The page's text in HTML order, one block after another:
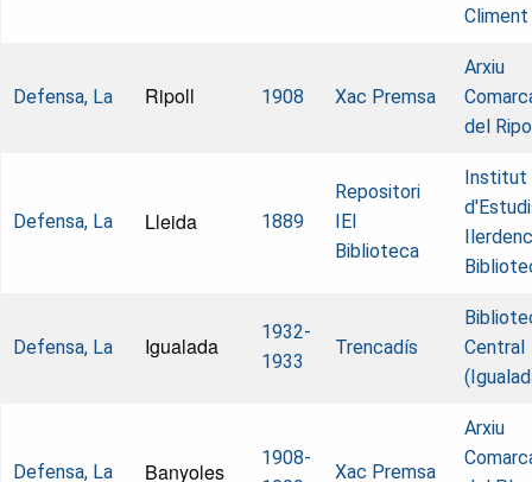
Climent
Defensa, La Ripoll 1908 Xac Premsa
Arxiu
del
Defensa, La Lleida 1889
Repositori
IEI
Biblioteca
Institut
Defensa, La Igualada
1932-
1933
Trencadís
Central
Defensa, La Banyoles
1908-
Xac Premsa
Arxiu